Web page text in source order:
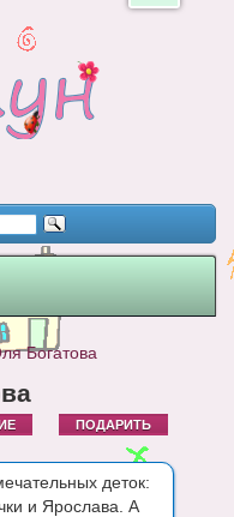
Богатова
ПОДАРИТЬ
деток:
и Ярослава. А